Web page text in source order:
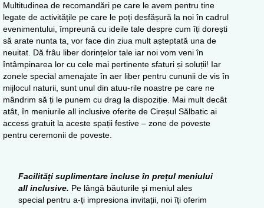
Multitudinea de recomandări pe care le avem pentru tine
legate de activitățile pe care le poți desfășură la noi în cadrul
evenimentului, împreună cu ideile tale despre cum îți dorești
să arate nunta ta, vor face din ziua mult așteptată una de
neuitat. Dă frâu liber dorințelor tale iar noi vom veni în
întâmpinarea lor cu cele mai pertinente sfaturi și soluții! Iar
zonele special amenajate în aer liber pentru cununii de vis în
mijlocul naturii, sunt unul din atuu-rile noastre pe care ne
mândrim să ți le punem cu drag la dispoziție. Mai mult decât
atât, în meniurile all inclusive oferite de Cireșul Sălbatic ai
access gratuit la aceste spații festive – zone de poveste
pentru ceremonii de poveste.
Facilități suplimentare incluse în prețul meniului
all inclusive. Pe lângă băuturile și meniul ales
special pentru a-ți impresiona invitații, noi îți oferim